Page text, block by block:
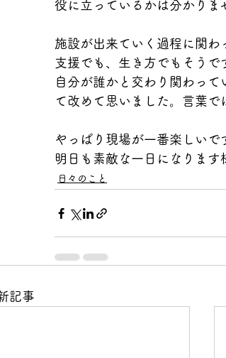
役に立っているかは分かりま
施設が出来ていく過程に関わ
支援でも、生き方でもそうで
自分が誰かと交わり関わっ
て改めて思いました。言葉で
やっぱり現場が一番楽しいで
明日も素敵な一日になります
日々のこと
記事